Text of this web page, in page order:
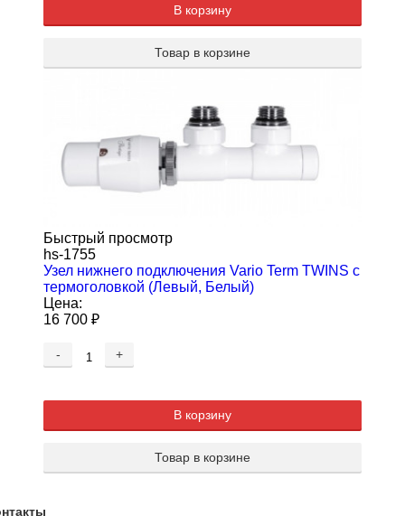
В корзину
Товар в корзине
Быстрый просмотр
hs-1755
Узел нижнего подключения Vario Term TWINS с
термоголовкой (Левый, Белый)
Цена:
16 700 ₽
- +
В корзину
Товар в корзине